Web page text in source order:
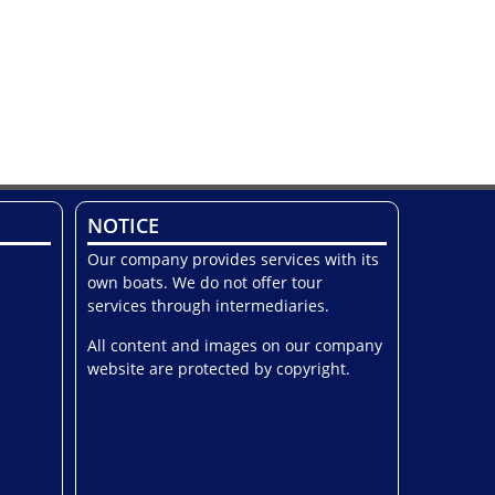
NOTICE
Our company provides services with its
own boats. We do not offer tour
services through intermediaries.
All content and images on our company
website are protected by copyright.